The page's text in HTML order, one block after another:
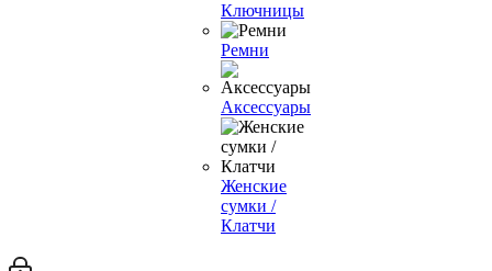
Ключницы
Ремни
Аксессуары
Женские
сумки /
Клатчи